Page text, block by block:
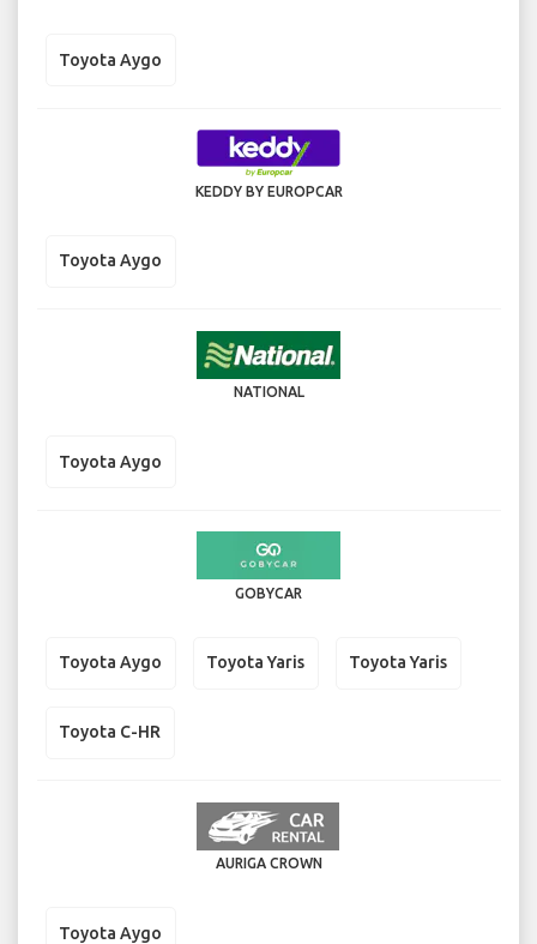
Toyota Aygo
KEDDY BY EUROPCAR
Toyota Aygo
NATIONAL
Toyota Aygo
GOBYCAR
Toyota Aygo Toyota Yaris Toyota Yaris
Toyota C-HR
AURIGA CROWN
Toyota Aygo